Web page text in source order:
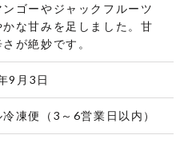
ンゴーやジャックフルーツ
かな甘みを足しました。甘
が絶妙です。
9月3日
凍便（3～6営業日以内）